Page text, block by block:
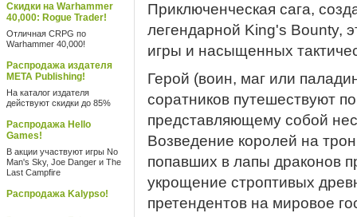
Скидки на Warhammer
40,000: Rogue Trader!
Отличная CRPG по
Warhammer 40,000!
Распродажа издателя
META Publishing!
На каталог издателя
действуют скидки до 85%
Распродажа Hello
Games!
В акции участвуют игры No
Man's Sky, Joe Danger и The
Last Campfire
Распродажа Kalypso!
Приключенческая сага,
легендарной King's Bounty,
игры и насыщенных
Герой (воин, маг или
соратников путешествуют
представляющему собой
Возведение королей на
попавших в лапы драконов
укрощение строптивых
претендентов на мировое